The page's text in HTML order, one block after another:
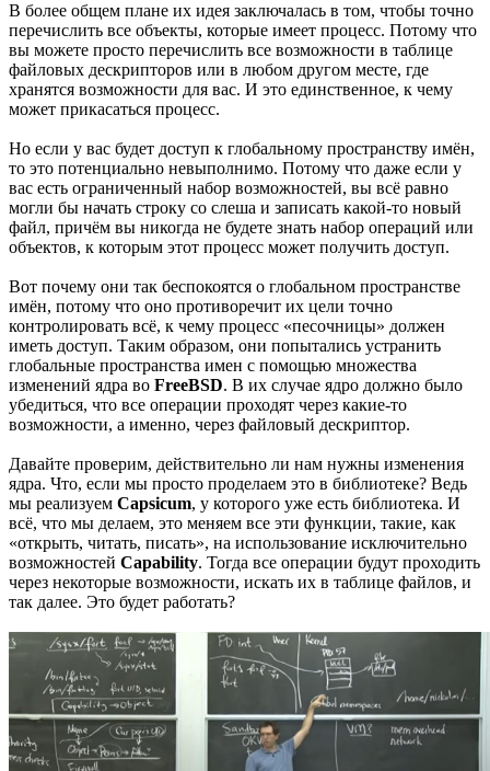
В более общем плане их идея заключалась в том, чтобы точно
перечислить все объекты, которые имеет процесс. Потому что
вы можете просто перечислить все возможности в таблице
файловых дескрипторов или в любом другом месте, где
хранятся возможности для вас. И это единственное, к чему
может прикасаться процесс.
Но если у вас будет доступ к глобальному пространству имён,
то это потенциально невыполнимо. Потому что даже если у
вас есть ограниченный набор возможностей, вы всё равно
могли бы начать строку со слеша и записать какой-то новый
файл, причём вы никогда не будете знать набор операций или
объектов, к которым этот процесс может получить доступ.
Вот почему они так беспокоятся о глобальном пространстве
имён, потому что оно противоречит их цели точно
контролировать всё, к чему процесс «песочницы» должен
иметь доступ. Таким образом, они попытались устранить
глобальные пространства имен с помощью множества
изменений ядра во FreeBSD. В их случае ядро должно было
убедиться, что все операции проходят через какие-то
возможности, а именно, через файловый дескриптор.
Давайте проверим, действительно ли нам нужны изменения
ядра. Что, если мы просто проделаем это в библиотеке? Ведь
мы реализуем Capsicum, у которого уже есть библиотека. И
всё, что мы делаем, это меняем все эти функции, такие, как
«открыть, читать, писать», на использование исключительно
возможностей Capability. Тогда все операции будут проходить
через некоторые возможности, искать их в таблице файлов, и
так далее. Это будет работать?